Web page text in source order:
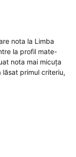
nota la Limba
la profil mate-
nota mai micuța
lăsat primul criteriu,